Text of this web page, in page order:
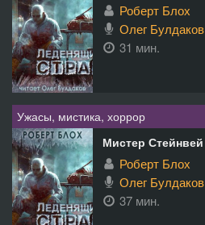
Роберт Блох
Олег Булдаков
31 мин.
Ужасы, мистика, хоррор
Мистер Стейнвей
Роберт Блох
Олег Булдаков
37 мин.